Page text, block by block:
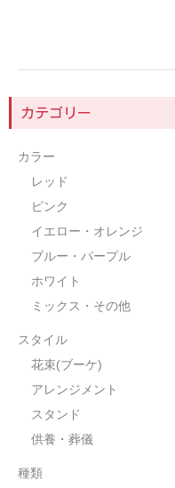
チューリップ
予算
～2,999円
3,000～4,999円
5,000～9,999円
10,000～14,999円
15,000円～
送料・支払い
ご注文ガイド
カテゴリー
カラー
レッド
ピンク
イエロー・オレンジ
ブルー・パープル
ホワイト
ミックス・その他
スタイル
花束(ブーケ)
アレンジメント
スタンド
供養・葬儀
種類